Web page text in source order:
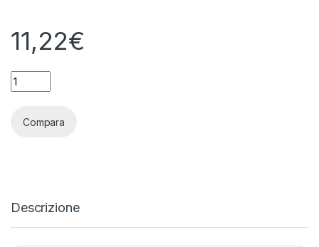
11,22€
SECRET JARDIN - RETE PER SCROG WEBIT - ELASTICA -
Compara
Descrizione